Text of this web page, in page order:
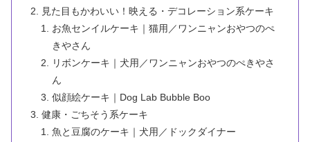
見た目もかわいい！映える・デコレーション系ケーキ
お魚センイルケーキ｜猫用／ワンニャンおやつのぺ
きやさん
リボンケーキ｜犬用／ワンニャンおやつのぺきやさ
ん
似顔絵ケーキ｜Dog Lab Bubble Boo
健康・ごちそう系ケーキ
魚と豆腐のケーキ｜犬用／ドックダイナー